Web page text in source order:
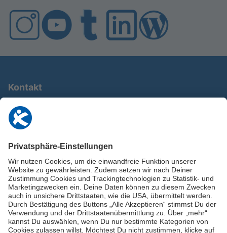
Kontakt
0911 / 9234 950
info@deutschland-im-plus.de
Impressum
Online-Schuldnerberatung
Stellen Sie hier Ihre Fragen und erhalten Sie kostenlos und umgehend
Informationen von unseren Schuldnerberater:innen.
Beratungshotline: 0800 / 5035851